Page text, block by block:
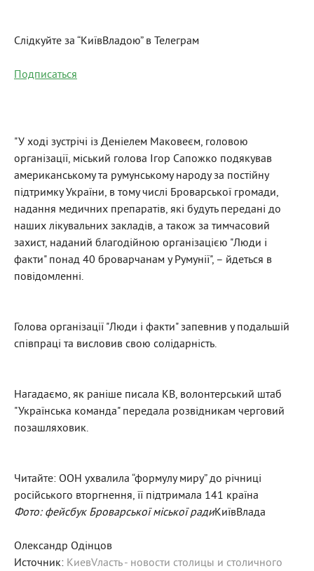
Слідкуйте за “КиївВладою” в Телеграм
Подписаться
"У ході зустрічі із Деніелем Маковеєм, головою
організації, міський голова Ігор Сапожко подякував
американському та румунському народу за постійну
підтримку України, в тому числі Броварської громади,
надання медичних препаратів, які будуть передані до
наших лікувальних закладів, а також за тимчасовий
захист, наданий благодійною організацією "Люди і
факти" понад 40 броварчанам у Румунії", – йдеться в
повідомленні.
Голова організації "Люди і факти" запевнив у подальшій
співпраці та висловив свою солідарність.
Нагадаємо, як раніше писала KВ, волонтерський штаб
"Українська команда" передала розвідникам черговий
позашляховик.
Читайте: ООН ухвалила “формулу миру” до річниці
російського вторгнення, її підтримала 141 країна
Фото: фейсбук Броварської міської радиКиївВлада
Олександр Одінцов
Источник: КиевVласть - новости столицы и столичного